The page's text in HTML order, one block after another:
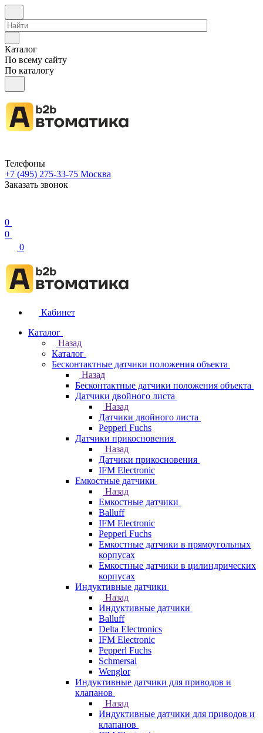
Каталог
По всему сайту
По каталогу
Телефоны
+7 (495) 275-33-75 Москва
Заказать звонок
0
0
0
Кабинет
Каталог
Назад
Каталог
Бесконтактные датчики положения объекта
Назад
Бесконтактные датчики положения объекта
Датчики двойного листа
Назад
Датчики двойного листа
Pepperl Fuchs
Датчики прикосновения
Назад
Датчики прикосновения
IFM Electronic
Емкостные датчики
Назад
Емкостные датчики
Balluff
IFM Electronic
Pepperl Fuchs
Емкостные датчики в прямоугольных
корпусах
Емкостные датчики в цилиндрических
корпусах
Индуктивные датчики
Назад
Индуктивные датчики
Balluff
Delta Electronics
IFM Electronic
Pepperl Fuchs
Schmersal
Wenglor
Индуктивные датчики для приводов и
клапанов
Назад
Индуктивные датчики для приводов и
клапанов